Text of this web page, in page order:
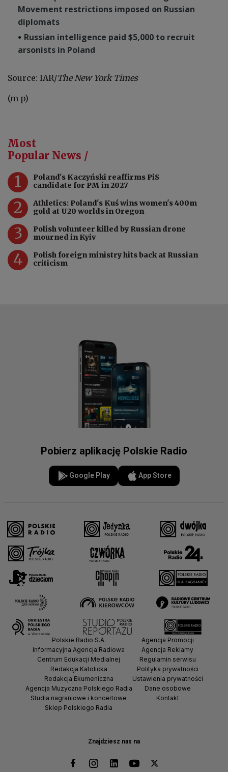
Movement restrictions imposed on Russian
diplomats
Russian intelligence paid $5,000 to recruit
arsonists in Poland
Source: IAR/The New York Times
(m p)
Most
Popular News /
1
Poland's Kaczyński reaffirms PiS
candidate for PM in 2027
2
Athletics: Poland's Kuś wins women's 400m
gold at U20 worlds in Oregon
3
Polish volunteer killed by Russian drone
mourned in Kyiv
4
Polish foreign ministry hits back at Russian
criticism
Pobierz aplikację Polskie Radio
Google Play App Store
Znajdziesz nas na
Polskie Radio S.A.
Informacyjna Agencja Radiowa
Centrum Edukacji Medialnej
Redakcja Katolicka
Redakcja Ekumeniczna
Agencja Muzyczna Polskiego Radia
Studia nagraniowe i koncertowe
Sklep Polskiego Radia
Agencja Promocji
Agencja Reklamy
Regulamin serwisu
Polityka prywatności
Ustawienia prywatności
Dane osobowe
Kontakt